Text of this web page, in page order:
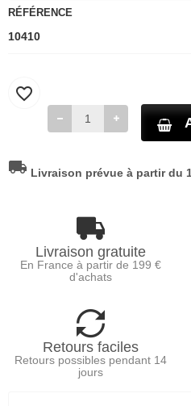
RÉFÉRENCE
10410
favorite_border
local_shipping Livraison prévue à partir du
Livraison gratuite
En France à partir de 199 €
d'achats
Retours faciles
Retours possibles pendant 14
jours